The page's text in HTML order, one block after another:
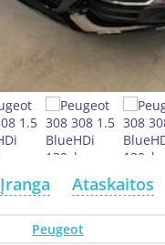
Įranga Ataskaitos
Peugeot